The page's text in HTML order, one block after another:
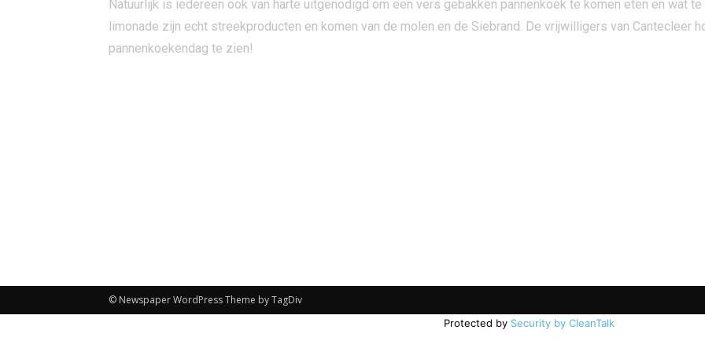
Natuurlijk is iedereen ook van harte uitgenodigd om een vers gebakken pannenkoek te komen eten en wat
limonade zijn echt streekproducten en komen van de molen en de Siebrand. De vrijwilligers van Cantecleer
pannenkoekendag te zien!
© Newspaper WordPress Theme by TagDiv
Protected by Security by CleanTalk